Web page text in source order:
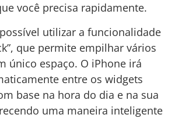
você precisa rapidamente.
utilizar a funcionalidade
que permite empilhar vários
único espaço. O iPhone irá
entre os widgets
base na hora do dia e na sua
uma maneira inteligente